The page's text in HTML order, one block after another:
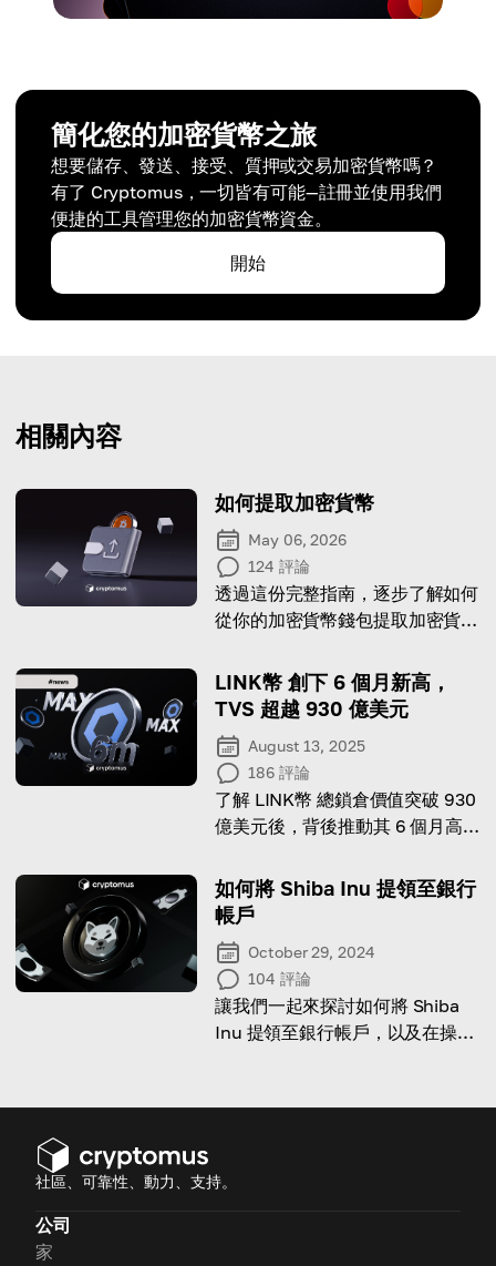
簡化您的加密貨幣之旅
想要儲存、發送、接受、質押或交易加密貨幣嗎？
有了 Cryptomus，一切皆有可能—註冊並使用我們
便捷的工具管理您的加密貨幣資金。
開始
相關內容
如何提取加密貨幣
May 06, 2026
124 評論
透過這份完整指南，逐步了解如何
從你的加密貨幣錢包提取加密貨
LINK幣 創下 6 個月新高，
TVS 超越 930 億美元
August 13, 2025
186 評論
了解 LINK幣 總鎖倉價值突破 930
億美元後，背後推動其 6 個月高點
如何將 Shiba Inu 提領至銀行
帳戶
October 29, 2024
104 評論
讓我們一起來探討如何將 Shiba
Inu 提領至銀行帳戶，以及在操作
社區、可靠性、動力、支持。
公司
家